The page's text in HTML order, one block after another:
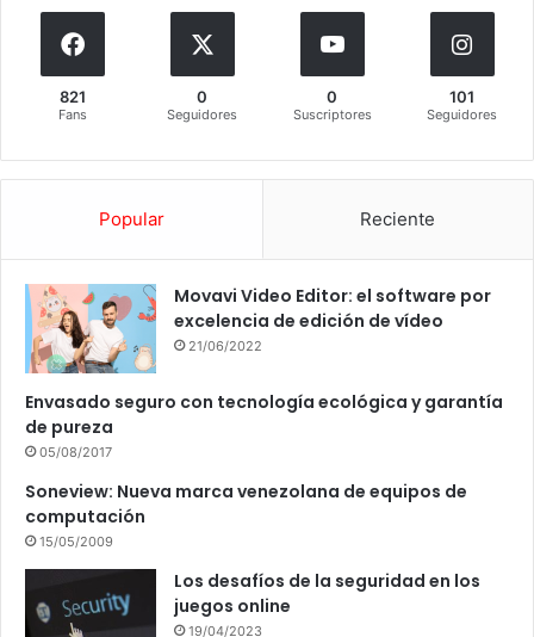
821
Fans
0
Seguidores
0
Suscriptores
101
Seguidores
Popular Reciente
Movavi Video Editor: el software por
excelencia de edición de vídeo
21/06/2022
Envasado seguro con tecnología ecológica y garantía
de pureza
05/08/2017
Soneview: Nueva marca venezolana de equipos de
computación
15/05/2009
Los desafíos de la seguridad en los
juegos online
19/04/2023